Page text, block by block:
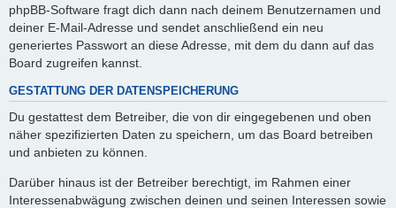
phpBB-Software fragt dich dann nach deinem Benutzernamen und
deiner E-Mail-Adresse und sendet anschließend ein neu
generiertes Passwort an diese Adresse, mit dem du dann auf das
Board zugreifen kannst.
GESTATTUNG DER DATENSPEICHERUNG
Du gestattest dem Betreiber, die von dir eingegebenen und oben
näher spezifizierten Daten zu speichern, um das Board betreiben
und anbieten zu können.
Darüber hinaus ist der Betreiber berechtigt, im Rahmen einer
Interessenabwägung zwischen deinen und seinen Interessen sowie